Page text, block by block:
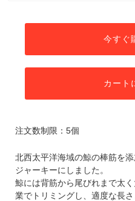
今すぐ
カート
注文数制限：5個
北西太平洋海域の鯨の棒筋を
ジャーキーにしました。
鯨には背筋から尾びれまで太
業でトリミングし、適度な長